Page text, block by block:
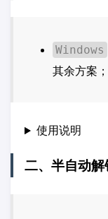
Windows
其余方案；
使用说明
二、半自动解